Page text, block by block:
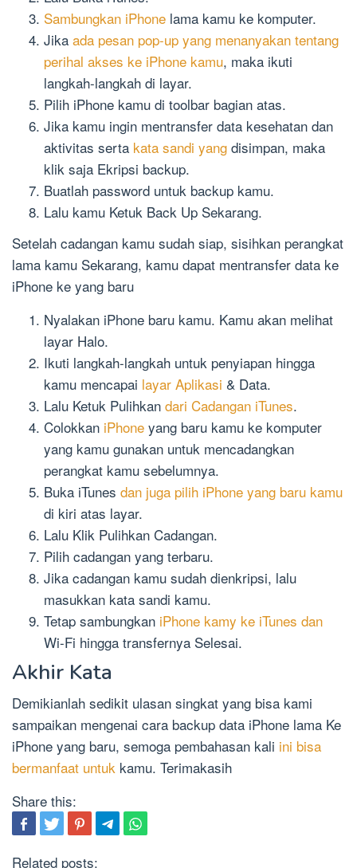
Sambungkan iPhone lama kamu ke komputer.
Jika ada pesan pop-up yang menanyakan tentang
perihal akses ke iPhone kamu, maka ikuti
langkah-langkah di layar.
Pilih iPhone kamu di toolbar bagian atas.
Jika kamu ingin mentransfer data kesehatan dan
aktivitas serta kata sandi yang disimpan, maka
klik saja Ekripsi backup.
Buatlah password untuk backup kamu.
Lalu kamu Ketuk Back Up Sekarang.
Setelah cadangan kamu sudah siap, sisihkan perangkat
lama kamu Sekarang, kamu dapat mentransfer data ke
iPhone ke yang baru
Nyalakan iPhone baru kamu. Kamu akan melihat
layar Halo.
Ikuti langkah-langkah untuk penyiapan hingga
kamu mencapai layar Aplikasi & Data.
Lalu Ketuk Pulihkan dari Cadangan iTunes.
Colokkan iPhone yang baru kamu ke komputer
yang kamu gunakan untuk mencadangkan
perangkat kamu sebelumnya.
Buka iTunes dan juga pilih iPhone yang baru kamu
di kiri atas layar.
Lalu Klik Pulihkan Cadangan.
Pilih cadangan yang terbaru.
Jika cadangan kamu sudah dienkripsi, lalu
masukkan kata sandi kamu.
Tetap sambungkan iPhone kamy ke iTunes dan
Wi-Fi hingga transfernya Selesai.
Akhir Kata
Demikianlah sedikit ulasan singkat yang bisa kami
sampaikan mengenai cara backup data iPhone lama Ke
iPhone yang baru, semoga pembahasan kali ini bisa
bermanfaat untuk kamu. Terimakasih
Share this:
Related posts: